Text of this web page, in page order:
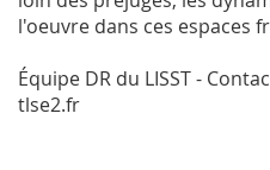
l'oeuvre dans ces espaces
Équipe DR du LISST -
tlse2.fr